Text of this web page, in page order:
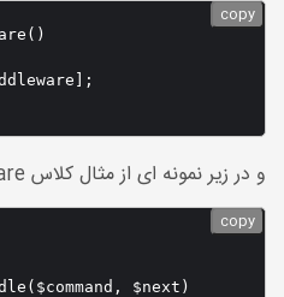
copy
و در زیر نمونه ای از مثال کلاس middleware :
$next)
copy